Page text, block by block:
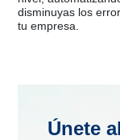
disminuyas los
tu empresa.
Únete